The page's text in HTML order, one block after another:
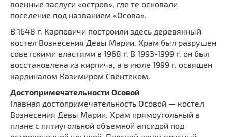
военные заслуги «остров», где те основали
поселение под названием «Осова».
В 1648 г. Карповичи построили здесь деревянный
костел Вознесения Девы Марии. Храм был разрушен
советскими властями в 1968 г. В 1993-1999 г. он был
восстановлена ​​из кирпича, а в июле 1999 г. освящен
кардиналом Казимиром Свёнтеком.
Достопримечательности Осовой
Главная достопримечательность Осовой — костел
Вознесения Девы Марии. Храм прямоугольный в
плане с пятиугольной объемной апсидой под